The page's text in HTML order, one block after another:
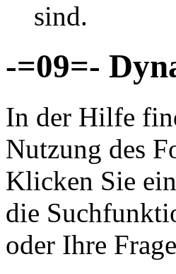
sind.
-=09=-
In der Hilfe
Nutzung des
Klicken Sie
die
oder Ihre